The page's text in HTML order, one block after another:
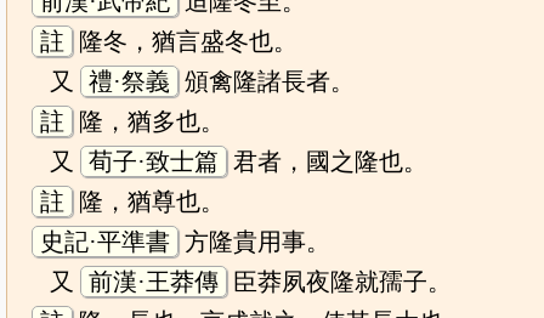
註
隆冬，猶言盛冬也。
又
禮·祭義 頒禽隆諸長者。
註
隆，猶多也。
又
荀子·致士篇 君者，國之隆也。
註
隆，猶尊也。
史記·平準書 方隆貴用事。
又
前漢·王莽傳 臣莽夙夜隆就孺子。